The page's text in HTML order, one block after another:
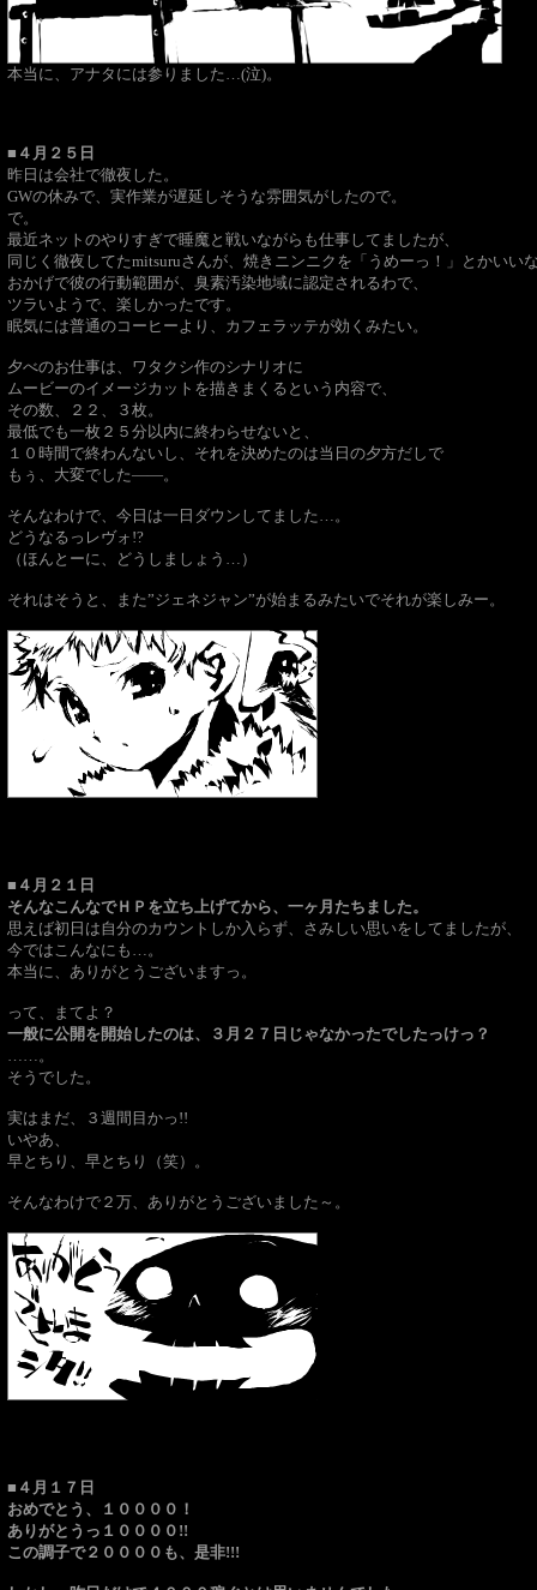
本当に、アナタには参りました…(泣)。
■４月２５日
昨日は会社で徹夜した。
GWの休みで、実作業が遅延しそうな雰囲気がしたので。
で。
最近ネットのやりすぎで睡魔と戦いながらも仕事してましたが、
同じく徹夜してたmitsuruさんが、焼きニンニクを「うめーっ！」とかいい
おかげで彼の行動範囲が、臭素汚染地域に認定されるわで、
ツラいようで、楽しかったです。
眠気には普通のコーヒーより、カフェラッテが効くみたい。
夕べのお仕事は、ワタクシ作のシナリオに
ムービーのイメージカットを描きまくるという内容で、
その数、２２、３枚。
最低でも一枚２５分以内に終わらせないと、
１０時間で終わんないし、それを決めたのは当日の夕方だしで
もぅ、大変でした――。
そんなわけで、今日は一日ダウンしてました…。
どうなるっレヴォ!?
（ほんとーに、どうしましょう…）
それはそうと、また”ジェネジャン”が始まるみたいでそれが楽しみー。
■４月２１日
そんなこんなでＨＰを立ち上げてから、一ヶ月たちました。
思えば初日は自分のカウントしか入らず、さみしい思いをしてましたが、
今ではこんなにも…。
本当に、ありがとうございますっ。
って、まてよ？
一般に公開を開始したのは、３月２７日じゃなかったでしたっけっ？
……。
そうでした。
実はまだ、３週間目かっ!!
いやあ、
早とちり、早とちり（笑）。
そんなわけで２万、ありがとうございました～。
■４月１７日
おめでとう、１００００！
ありがとうっ１００００!!
この調子で２００００も、是非!!!